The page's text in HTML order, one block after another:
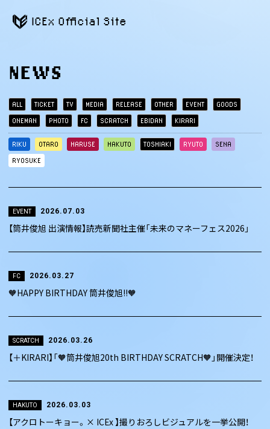
ICEx Official Site
NEWS
ALL TICKET TV MEDIA RELEASE OTHER EVENT
GOODS
ONEMAN
PHOTO FC SCRATCH EBIDAN KIRARI
RIKU OTARO HARUSE HAKUTO TOSHIAKI RYUTO
SENA
RYOSUKE
EVENT 2026.07.03
【筒井俊旭 出演情報】読売新聞社主催「未来のマネーフェス2026」
FC 2026.03.27
🧡HAPPY BIRTHDAY 筒井俊旭!!🧡
SCRATCH 2026.03.26
【＋KIRARI】「🧡筒井俊旭20th BIRTHDAY SCRATCH🧡」開催決定！
HAKUTO 2026.03.03
【アクロトーキョー。× ICEx 】撮りおろしビジュアルを一挙公開！